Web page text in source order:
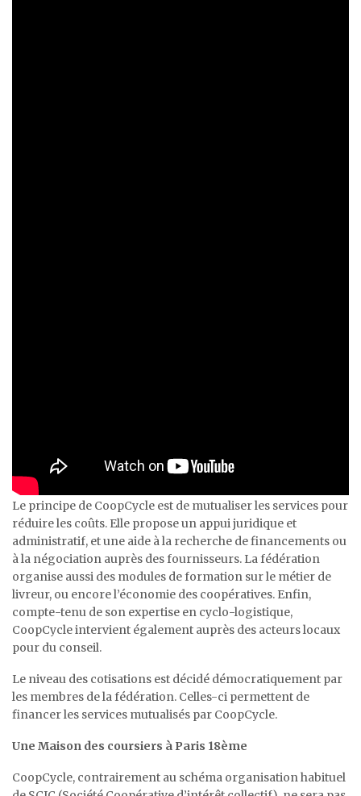
Le principe de CoopCycle est de mutualiser les services pour
réduire les coûts. Elle propose un appui juridique et
administratif, et une aide à la recherche de financements ou
à la négociation auprès des fournisseurs. La fédération
organise aussi des modules de formation sur le métier de
livreur, ou encore l’économie des coopératives. Enfin,
compte-tenu de son expertise en cyclo-logistique,
CoopCycle intervient également auprès des acteurs locaux
pour du conseil.
Le niveau des cotisations est décidé démocratiquement par
les membres de la fédération. Celles-ci permettent de
financer les services mutualisés par CoopCycle.
Une Maison des coursiers à Paris 18ème
CoopCycle, contrairement au schéma organisation habituel